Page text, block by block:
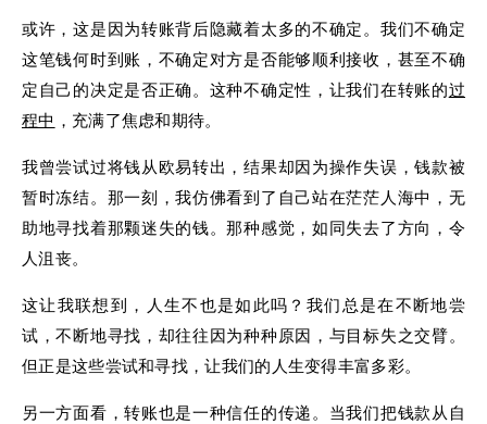
或许，这是因为转账背后隐藏着太多的不确定。我们不确定
这笔钱何时到账，不确定对方是否能够顺利接收，甚至不确
定自己的决定是否正确。这种不确定性，让我们在转账的过
程中 ，充满了焦虑和期待。
我曾尝试过将钱从欧易转出，结果却因为操作失误，钱款被
暂时冻结。那一刻，我仿佛看到了自己站在茫茫人海中，无
助地寻找着那颗迷失的钱。那种感觉，如同失去了方向，令
人沮丧。
这让我联想到，人生不也是如此吗？我们总是在不断地尝
试，不断地寻找，却往往因为种种原因，与目标失之交臂。
但正是这些尝试和寻找，让我们的人生变得丰富多彩。
另一方面看，转账也是一种信任的传递。当我们把钱款从自